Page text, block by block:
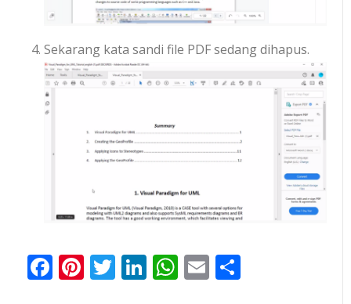
Sekarang kata sandi file PDF sedang dihapus.
Facebook
Pinterest
Twitter
LinkedIn
WhatsApp
Email